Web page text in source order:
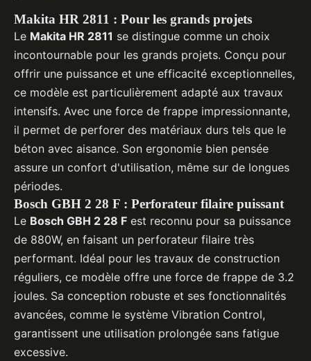
Makita HR 2811 : Pour les grands projets
Le Makita HR 2811 se distingue comme un choix
incontournable pour les grands projets. Conçu pour
offrir une puissance et une efficacité exceptionnelles,
ce modèle est particulièrement adapté aux travaux
intensifs. Avec une force de frappe impressionnante,
il permet de perforer des matériaux durs tels que le
béton avec aisance. Son ergonomie bien pensée
assure un confort d'utilisation, même sur de longues
périodes.
Bosch GBH 2 28 F : Perforateur filaire puissant
Le Bosch GBH 2 28 F est reconnu pour sa puissance
de 880W, en faisant un perforateur filaire très
performant. Idéal pour les travaux de construction
réguliers, ce modèle offre une force de frappe de 3.2
joules. Sa conception robuste et ses fonctionnalités
avancées, comme le système Vibration Control,
garantissent une utilisation prolongée sans fatigue
excessive.